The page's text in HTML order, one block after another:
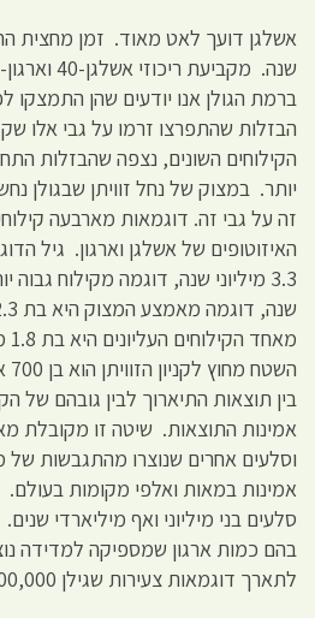
ברמת הגולן אנו יודעים שהן התמצקו
הבזלות שהתפרצו זרמו על גבי אלו
הקילוחים השונים, נצפה שהבזלות
יותר. במצוק של נחל זוויתן שבגולן
זה על גבי זה. דוגמאות מארבעה
האיזוטופים של אשלגן וארגון. גיל
בין תוצאות התיארוך לבין גובהם של
אמינות התוצאות. שיטה זו מקובלת
וסלעים אחרים שנוצרו מהתגבשות של
אמינות במאות ואלפי מקומות
סלעים בני מיליוני ואף מיליארדי
בהם כמות ארגון שמספיקה למדידה
לתארך דוגמאות צעירות שגילן 100,000 שנה או אף פחות מכך.